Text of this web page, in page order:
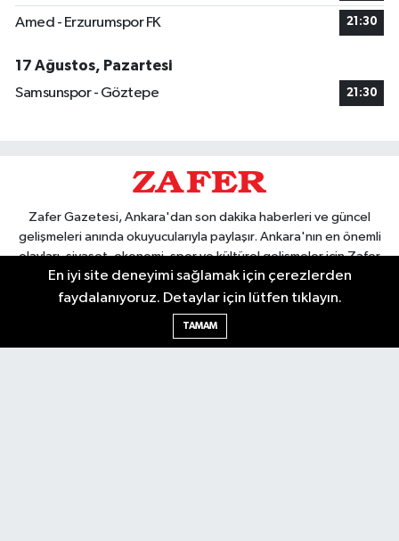
Amed - Erzurumspor FK 21:30
17 Ağustos, Pazartesi
Samsunspor - Göztepe
21:30
Zafer Gazetesi, Ankara'dan son dakika haberleri ve güncel
gelişmeleri anında okuyucularıyla paylaşır. Ankara'nın en önemli
olayları, siyaset, ekonomi, spor ve kültürel gelişmeler için Zafer
Gazetesi'ni takip edin. Başkentin güvendiği haber kaynağı.
En iyi site deneyimi sağlamak için çerezlerden
faydalanıyoruz. Detaylar için lütfen tıklayın.
TAMAM